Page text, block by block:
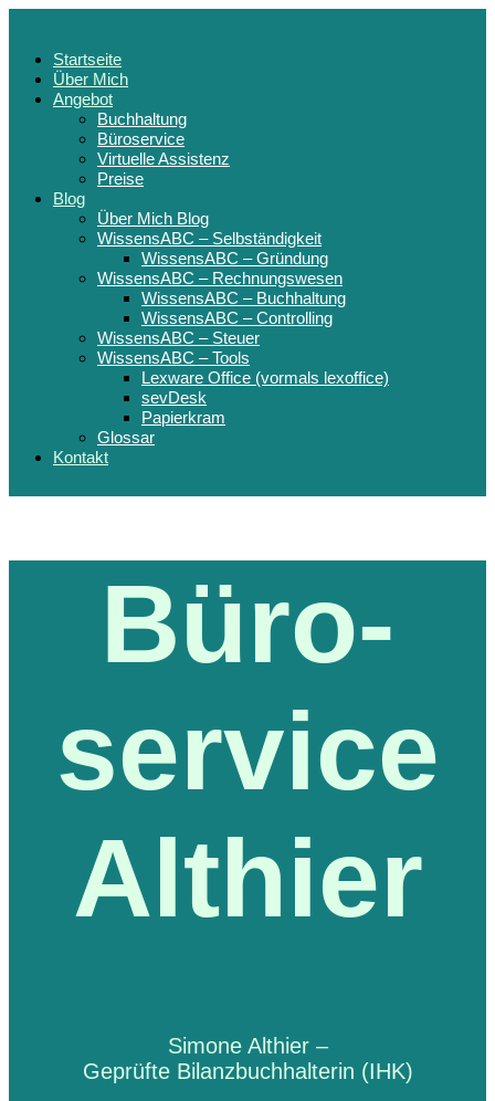
Startseite
Über Mich
Angebot
Buchhaltung
Büroservice
Virtuelle Assistenz
Preise
Blog
Über Mich Blog
WissensABC – Selbständigkeit
WissensABC – Gründung
WissensABC – Rechnungswesen
WissensABC – Buchhaltung
WissensABC – Controlling
WissensABC – Steuer
WissensABC – Tools
Lexware Office (vormals lexoffice)
sevDesk
Papierkram
Glossar
Kontakt
Büro-
service
Althier
Simone Althier –
Geprüfte Bilanzbuchhalterin (IHK)